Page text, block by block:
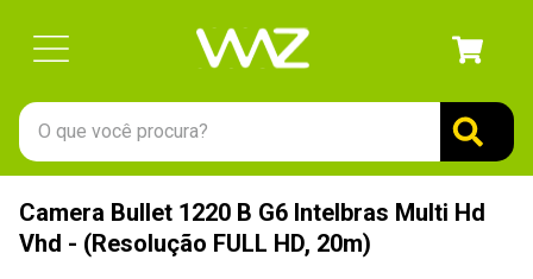
O que você procura?
Camera Bullet 1220 B G6 Intelbras Multi Hd
Vhd - (Resolução FULL HD, 20m)
1 º
gabinete